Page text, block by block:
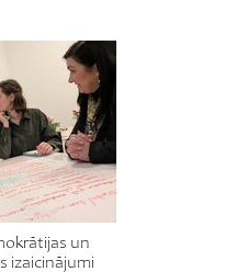
un
izaicinājumi